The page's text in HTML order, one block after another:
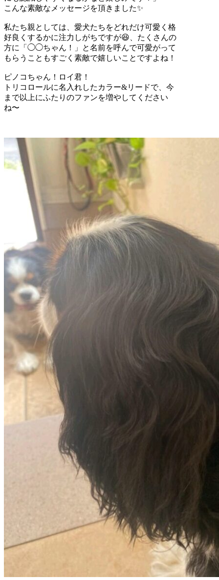
こんな素敵なメッセージを頂きました✨
私たち親としては、愛犬たちをどれだけ可愛く格
好良くするかに注力しがちですが😆、たくさんの
方に「◯◯ちゃん！」と名前を呼んで可愛がって
もらうこともすごく素敵で嬉しいことですよね！
ピノコちゃん！ロイ君！
トリコロールに名入れしたカラー&リードで、今
まで以上にふたりのファンを増やしてください
ね〜